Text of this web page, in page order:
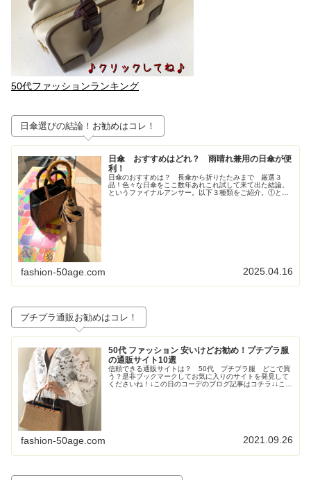
50代ファッションランキング
日傘選びの結論！お勧めはコレ！
日傘 おすすめはどれ？ 雨晴れ兼用の日傘が便
利！
日傘のおすすめは？ 長傘から折りたたみまで 厳選３
品！色々な日傘をここ数年あれこれ試して来て出た結論。
というファイナルアンサー。以下３種類をご紹介。①とに
fashion-50age.com 2025.04.16
プチプラ通販お勧めはコレ！
50代 ファッション 安いけどお勧め！プチプラ服
の通販サイト10選
信頼できる通販サイトは？ 50代 プチプラ服 どこで買
う？是非ブックマークしてお気に入りのサイトを発見して
くださいね！↓この日のコーデのブログ記事はコチラ↓↓この
fashion-50age.com 2021.09.26